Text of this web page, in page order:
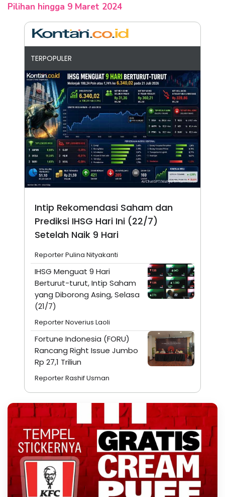
Pilihan hingga 9 Maret 2024
TERPOPULER
Intip Rekomendasi Saham dan
Prediksi IHSG Hari Ini (22/7)
Setelah Naik 9 Hari
Reporter Pulina Nityakanti
IHSG Menguat 9 Hari
Berturut-turut, Intip Saham
yang Diborong Asing, Selasa
(21/7)
Reporter Noverius Laoli
Fortune Indonesia (FORU)
Rancang Right Issue Jumbo
Rp 27,1 Triliun
Reporter Rashif Usman